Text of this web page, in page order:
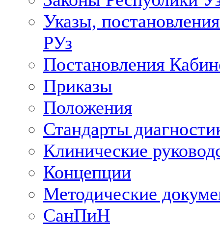
Указы,
РУз
Постановления
Приказы
Положения
Стандарты
Клинические
Концепции
Методические
СанПиН